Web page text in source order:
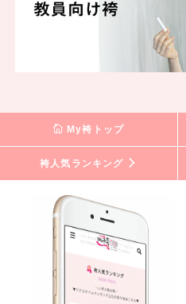
My袴トップ
袴人気ランキング